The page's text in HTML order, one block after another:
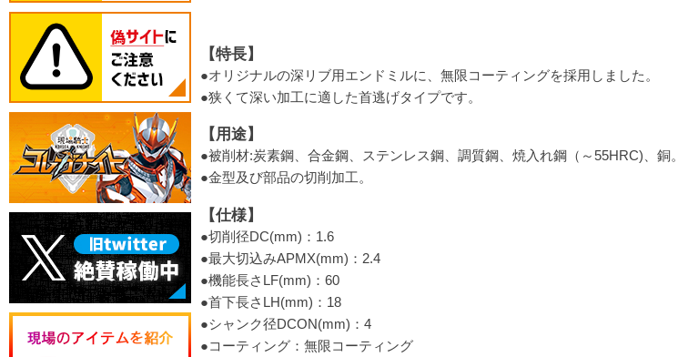
【特長】
●オリジナルの深リブ用エンドミルに、無限コーティングを採用しました。
●狭くて深い加工に適した首逃げタイプです。
【用途】
●被削材:炭素鋼、合金鋼、ステンレス鋼、調質鋼、焼入れ鋼（～55HRC)、銅。
●金型及び部品の切削加工。
【仕様】
●切削径DC(mm)：1.6
●最大切込みAPMX(mm)：2.4
●機能長さLF(mm)：60
●首下長さLH(mm)：18
●シャンク径DCON(mm)：4
●コーティング：無限コーティング